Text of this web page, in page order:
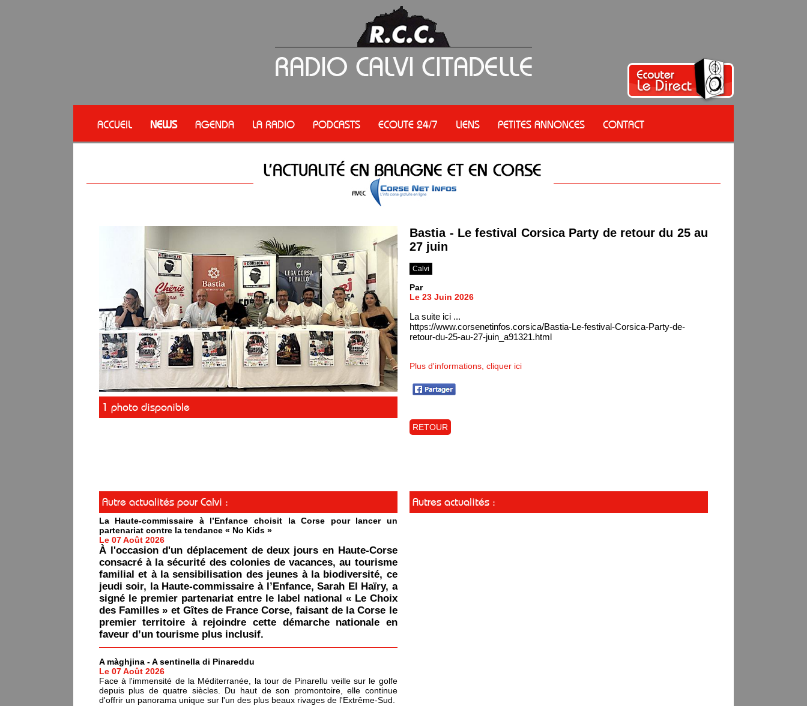
ACCUEIL NEWS AGENDA LA RADIO PODCASTS ECOUTE 24/7 LIENS PETITES ANNONCES CONTACT
1 photo disponible
Bastia - Le festival Corsica Party de retour du 25 au
27 juin
Calvi
Par
Le 23 Juin 2026
La suite ici ...
https://www.corsenetinfos.corsica/Bastia-Le-festival-Corsica-Party-de-
retour-du-25-au-27-juin_a91321.html
Plus d'informations, cliquer ici
RETOUR
Autre actualités pour Calvi :
La Haute-commissaire à l’Enfance choisit la Corse pour lancer un
partenariat contre la tendance « No Kids »
Le 07 Août 2026
À l'occasion d'un déplacement de deux jours en Haute-Corse
consacré à la sécurité des colonies de vacances, au tourisme
familial et à la sensibilisation des jeunes à la biodiversité, ce
jeudi soir, la Haute-commissaire à l’Enfance, Sarah El Haïry, a
signé le premier partenariat entre le label national « Le Choix
des Familles » et Gîtes de France Corse, faisant de la Corse le
premier territoire à rejoindre cette démarche nationale en
faveur d’un tourisme plus inclusif.
A màghjina - A sentinella di Pinareddu
Le 07 Août 2026
Face à l'immensité de la Méditerranée, la tour de Pinarellu veille sur le golfe
depuis plus de quatre siècles. Du haut de son promontoire, elle continue
d'offrir un panorama unique sur l'un des plus beaux rivages de l'Extrême-Sud.
Autres actualités :